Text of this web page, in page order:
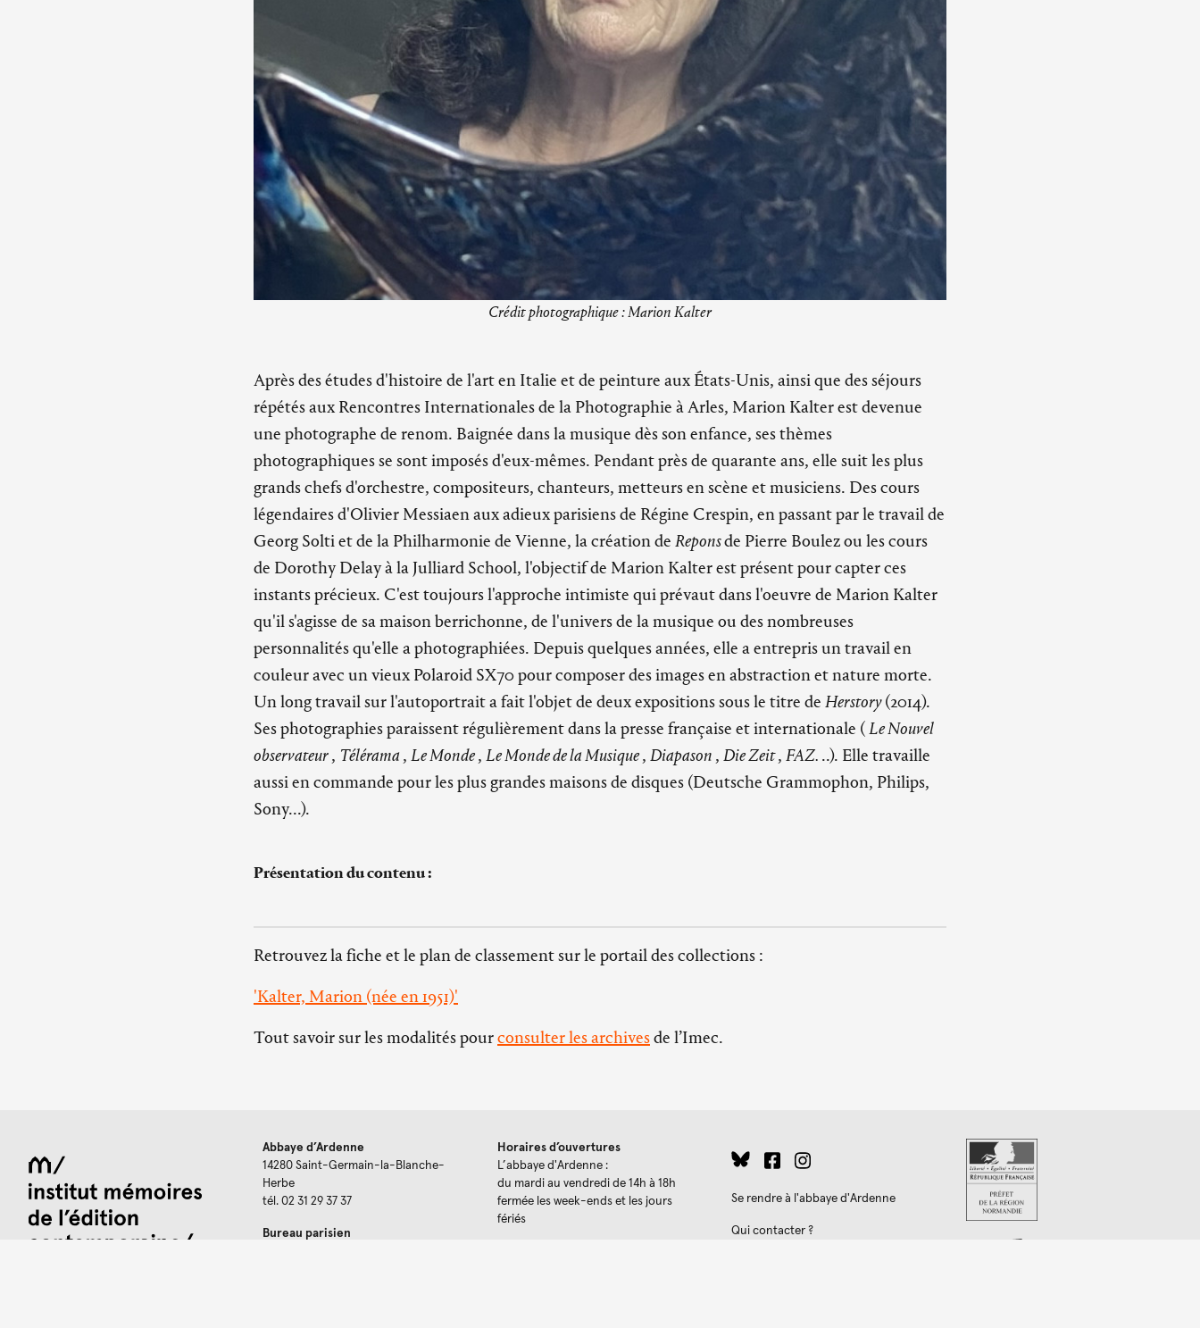
Crédit photographique : Marion Kalter
Après des études d'histoire de l'art en Italie et de peinture aux États-Unis, ainsi que des séjours
répétés aux Rencontres Internationales de la Photographie à Arles, Marion Kalter est devenue
une photographe de renom. Baignée dans la musique dès son enfance, ses thèmes
photographiques se sont imposés d'eux-mêmes. Pendant près de quarante ans, elle suit les plus
grands chefs d'orchestre, compositeurs, chanteurs, metteurs en scène et musiciens. Des cours
légendaires d'Olivier Messiaen aux adieux parisiens de Régine Crespin, en passant par le travail de
Georg Solti et de la Philharmonie de Vienne, la création de Reponsde Pierre Boulez ou les cours
de Dorothy Delay à la Julliard School, l'objectif de Marion Kalter est présent pour capter ces
instants précieux. C'est toujours l'approche intimiste qui prévaut dans l'oeuvre de Marion Kalter
qu'il s'agisse de sa maison berrichonne, de l'univers de la musique ou des nombreuses
personnalités qu'elle a photographiées. Depuis quelques années, elle a entrepris un travail en
couleur avec un vieux Polaroid SX70 pour composer des images en abstraction et nature morte.
Un long travail sur l'autoportrait a fait l'objet de deux expositions sous le titre de Herstory(2014).
Ses photographies paraissent régulièrement dans la presse française et internationale (Le Nouvel
observateur, Télérama, Le Monde, Le Monde de laMusique, Diapason , Die Zeit, FAZ. ..). Elle travaille
aussi en commande pour les plus grandes maisons de disques (Deutsche Grammophon, Philips,
Sony...).
Présentation du contenu :
Retrouvez la fiche et le plan de classement sur le portail des collections :
'Kalter, Marion (née en 1951)'
Tout savoir sur les modalités pourconsulter les archivesde l’Imec.
Abbaye d’Ardenne
14280 Saint-Germain-la-Blanche-
Herbe
tél. 02 31 29 37 37
Bureau parisien
Horaires d’ouvertures
L’abbaye d'Ardenne :
du mardi au vendredi de 14h à 18h
fermée les week-ends et les jours
fériés
Se rendre à l'abbaye d'Ardenne
Qui contacter ?